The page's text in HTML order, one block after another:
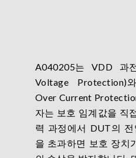
A040205는 VDD 과
Voltage Protection)
Over Current
자는 보호 임계값을 직
력 과정에서 DUT의
을 초과하면 보호 장치